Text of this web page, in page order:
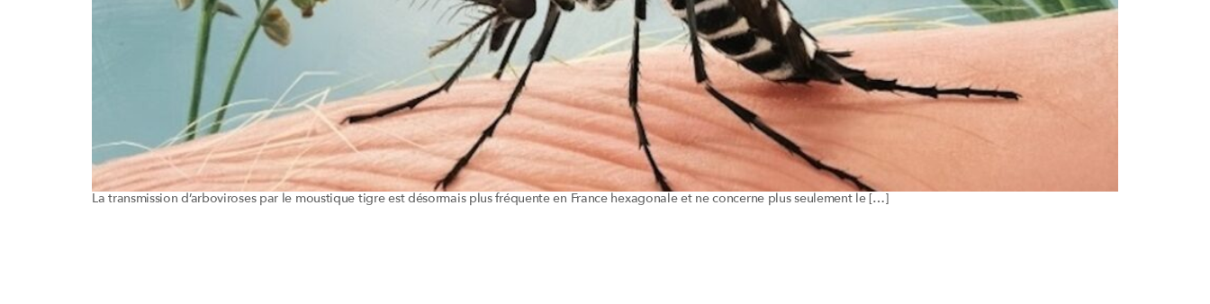
La transmission d’arboviroses par le moustique tigre est désormais plus fréquente en France hexagonale et ne concerne plus seulement le […]